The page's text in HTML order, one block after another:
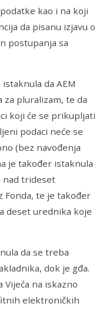
kao i na koji
da pisanu izjavu o
postupanja sa
istaknula da AEM
za pluralizam, te da
koji će se prikupljati
podaci neće se
(bez navođenja
je također istaknula
nad trideset
Fonda, te je također
deset urednika koje
da se treba
dok je gđa.
Vijeća na iskazno
elektroničkih